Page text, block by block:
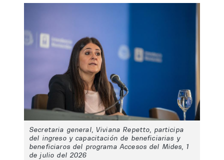
Secretaria general, Viviana Repetto, participa
del ingreso y capacitación de beneficiarias y
beneficiaros del programa Accesos del Mides, 1
de julio del 2026